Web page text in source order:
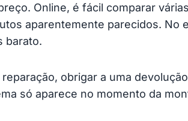
Online, é fácil comparar
aparentemente parecidos. No
barato.
obrigar a uma
só aparece no momento da